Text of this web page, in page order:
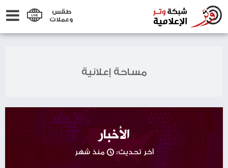
طقس
وعملات
مساحة إعلانية
الأخبار
آخر تحديث: منذ شهر